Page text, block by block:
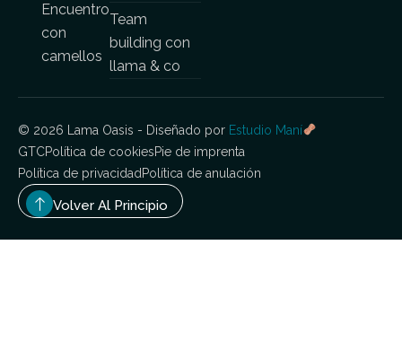
Encuentro
con
camellos
Team
building con
llama & co
© 2026 Lama Oasis - Diseñado por Estudio Maní
GTCPolítica de cookiesPie de imprenta
Política de privacidad Política de anulación
Volver Al Principio